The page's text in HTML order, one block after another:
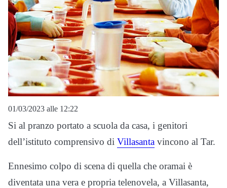
01/03/2023 alle 12:22
Si al pranzo portato a scuola da casa, i genitori
dell’istituto comprensivo di Villasanta vincono al Tar.
Ennesimo colpo di scena di quella che oramai è
diventata una vera e propria telenovela, a Villasanta,